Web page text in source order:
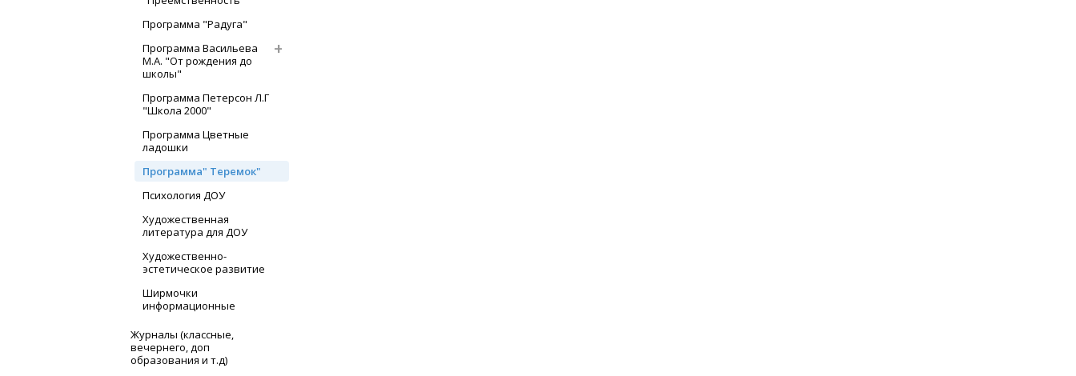
Программа "Радуга"
Программа Васильева
М.А. "От рождения до
школы"
Программа Петерсон Л.Г
"Школа 2000"
Программа Цветные
ладошки
Программа" Теремок"
Психология ДОУ
Художественная
литература для ДОУ
Художественно-
эстетическое развитие
Ширмочки
информационные
Журналы (классные,
вечернего, доп
образования и т.д)